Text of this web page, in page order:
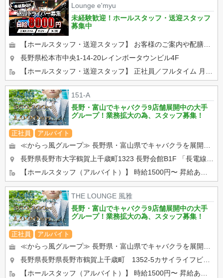
Lounge e'myu
未経験歓迎！ホールスタッフ・送迎スタッフ
募集中
長野県松本市中央1-14-20レインボータウンビル4F
151-A
長野・富山でキャバクラ9店舗展開中の大手
グループ！業務拡大の為、スタッフ募集！
正社員 アルバイト
長野県長野市大字鶴賀上千歳町1323 長野会館B1F
「長電線・権堂駅」から徒歩約2分
THE LOUNGE 風雅
長野・富山でキャバクラ9店舗展開中の大手
グループ！業務拡大の為、スタッフ募集！
正社員 アルバイト